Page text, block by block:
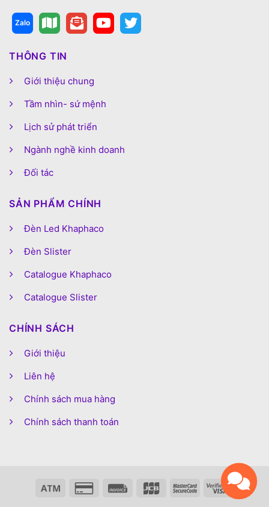
THÔNG TIN
Giới thiệu chung
Tầm nhìn- sứ mệnh
Lịch sử phát triển
Ngành nghề kinh doanh
Đối tác
SẢN PHẨM CHÍNH
Đèn Led Khaphaco
Đèn Slister
Catalogue Khaphaco
Catalogue Slister
CHÍNH SÁCH
Giới thiệu
Liên hệ
Chính sách mua hàng
Chính sách thanh toán